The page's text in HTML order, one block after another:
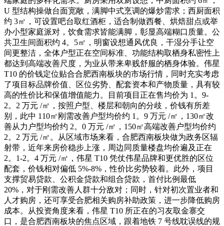
U 型结构操做台面宽敞，满脚中式烹调的爆炒需求；西厨面积
约 3㎡，可设置吧台取红酒柜，适合制做西餐、烘焙甜点或举
办小型家庭派对，饮食需求皆能满脚，彰显高端糊口质量。公
共卫生间面积约 4。5㎡，明窗设想通风优良，干湿分手让空
间更整洁，全体户型正在空间标准、功能结构取栖身私密性上
都达到高端改善尺度，为业从带来卑贱舒服的栖身体验。伟星
T10 的价钱定位贴合合肥西南板块的市场行情，同时充实考虑
了项目标品牌价值、区位劣势、配套资本和产物质量，具有较
高的性价比和保值增值能力。目前项目正在售均价为 1。9-
2。2 万元 /㎡，按照户型、楼层和朝向的分歧，价钱有所差
别，此中 110㎡刚需改善户型均价约 1。9 万元 /㎡，130㎡改
善从力户型均价约 2。0 万元 /㎡，150㎡高端改善户型均价约
2。2 万元 /㎡。从区域市场来看，合肥西南板块做为政务区辐
射带，近年来房价稳步上涨，周边同质量楼盘均价遍及正在
2。1-2。4 万元 /㎡，伟星 T10 凭仗伟星品牌和更优胜的区位
配套，价钱相对偏低 5%-8%，性价比劣势较着。此外，项目
支撑贸易贷款、公积金贷款和组合贷款，首付比例最低
20%，对于刚需改善人群十分敌对；同时，针对初次置业者和
人才购房，还可享受合肥相关购房补助政策，进一步降低购房
成本。从投资角度来看，伟星 T10 所正在的习友取金寨交
口，是合肥西南板块的焦点区域，跟着地铁 7 号线耽误线的规